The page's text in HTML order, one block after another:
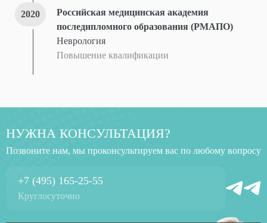
2020
Российская медицинская академия
последипломного образования (РМАПО)
Неврология
Повышение квалификации
НУЖНА КОНСУЛЬТАЦИЯ?
Позвоните нам, мы проконсультируем вас по любому вопросу
Круглосуточно
+7 (495) 165-25-55